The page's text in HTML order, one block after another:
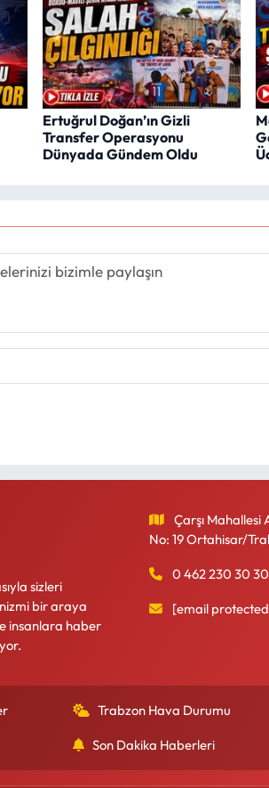
Ertuğrul Doğan’ın Gizli
Transfer Operasyonu
Dünyada Gündem Oldu
sizleri
bir araya
insanlara haber
Çarşı
No: 19 Ortahisar/
0 462 230 30 30
[email
Trabzon Hava Durumu
Son Dakika Haberleri